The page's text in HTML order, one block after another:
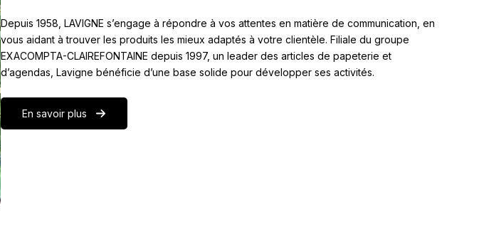
Depuis 1958, LAVIGNE s’engage à répondre à vos attentes en matière de communication, en
vous aidant à trouver les produits les mieux adaptés à votre clientèle. Filiale du groupe
EXACOMPTA-CLAIREFONTAINE depuis 1997, un leader des articles de papeterie et
d’agendas, Lavigne bénéficie d’une base solide pour développer ses activités.
En savoir plus